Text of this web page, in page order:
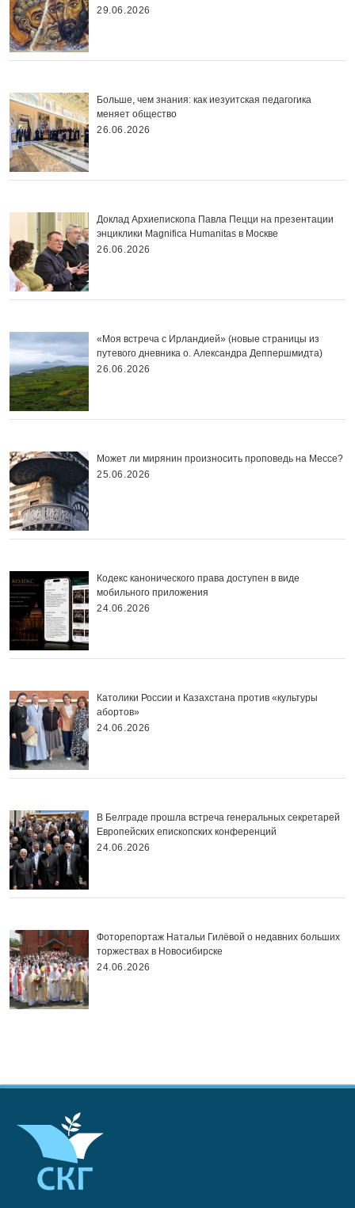
29.06.2026
Больше, чем знания: как иезуитская педагогика
меняет общество
26.06.2026
Доклад Архиепископа Павла Пецци на презентации
энциклики Magnifica Нumanitas в Москве
26.06.2026
«Моя встреча с Ирландией» (новые страницы из
путевого дневника о. Александра Деппершмидта)
26.06.2026
Может ли мирянин произносить проповедь на Мессе?
25.06.2026
Кодекс канонического права доступен в виде
мобильного приложения
24.06.2026
Католики России и Казахстана против «культуры
абортов»
24.06.2026
В Белграде прошла встреча генеральных секретарей
Европейских епископских конференций
24.06.2026
Фоторепортаж Натальи Гилёвой о недавних больших
торжествах в Новосибирске
24.06.2026